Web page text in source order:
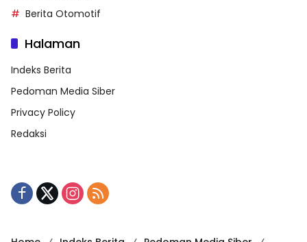
Berita Otomotif
Halaman
Indeks Berita
Pedoman Media Siber
Privacy Policy
Redaksi